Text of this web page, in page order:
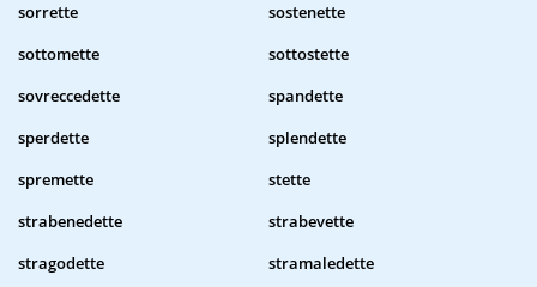
sorrette
sostenette
sottomette
sottostette
sovreccedette
spandette
sperdette
splendette
spremette
stette
strabenedette
strabevette
stragodette
stramaledette